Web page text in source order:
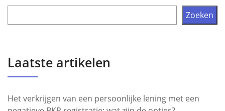
Zoeken
Laatste artikelen
Het verkrijgen van een persoonlijke lening met een